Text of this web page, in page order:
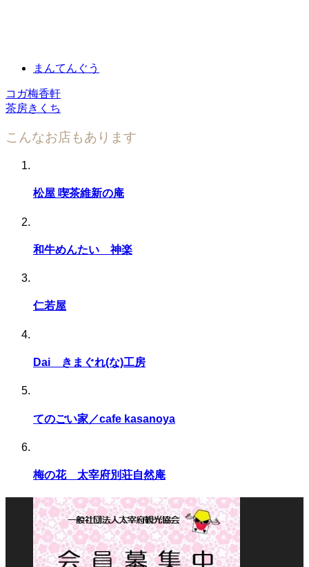
まんてんぐう
コガ梅香軒
茶房きくち
こんなお店もあります
松屋 喫茶維新の庵
和牛めんたい 神楽
仁若屋
Dai きまぐれ(な)工房
てのごい家／cafe kasanoya
梅の花 太宰府別荘自然庵